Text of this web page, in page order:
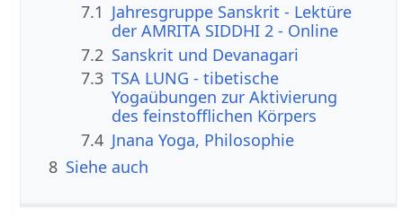
7.1 Jahresgruppe Sanskrit - Lektüre
der AMRITA SIDDHI 2 - Online
7.2 Sanskrit und Devanagari
7.3 TSA LUNG - tibetische
Yogaübungen zur Aktivierung
des feinstofflichen Körpers
7.4 Jnana Yoga, Philosophie
8 Siehe auch